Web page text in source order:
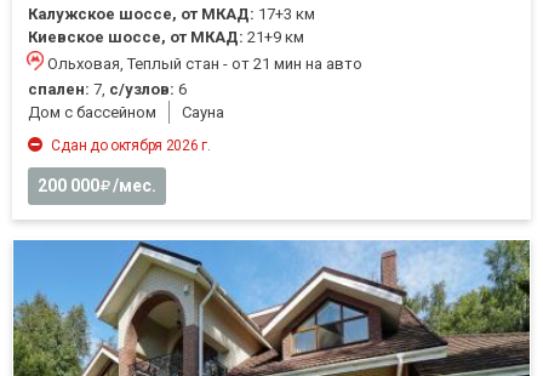
Калужское шоссе, от МКАД: 17+3 км
Киевское шоссе, от МКАД: 21+9 км
Ольховая, Теплый стан - от 21 мин на авто
спален: 7, с/узлов: 6
Дом с бассейном
Cауна
Сдан до октября 2026 г.
200 000 /мес.